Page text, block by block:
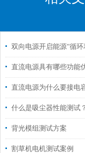
直流电源具有哪些功能
直流电源为什么要接电
什么是吸尘器性能测试
背光模组测试方案
割草机电机测试案例